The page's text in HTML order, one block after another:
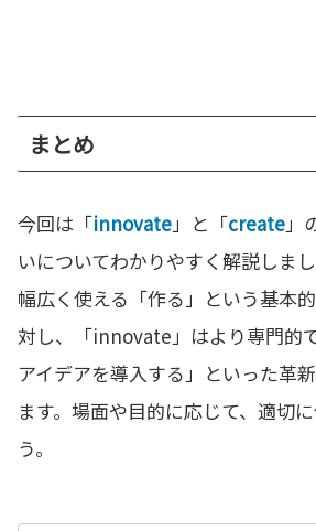
まとめ
今回は「innovate」と「create」
いについてわかりやすく解説しま
幅広く使える「作る」という基本
対し、「innovate」はより専門的
アイデアを導入する」といった革
ます。場面や目的に応じて、適切
う。